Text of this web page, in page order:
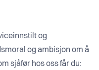
og
og ambisjon om å
sjåfør hos oss får du: